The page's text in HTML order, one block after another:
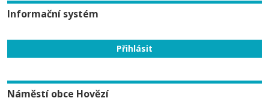
Informační systém
Náměstí obce Hovězí